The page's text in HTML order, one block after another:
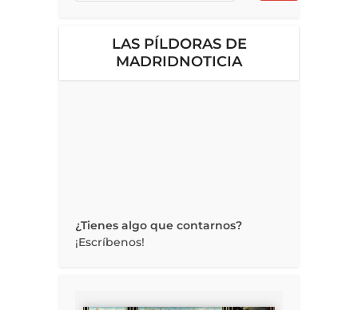
LAS PÍLDORAS DE
MADRIDNOTICIA
¿Tienes algo que contarnos?
¡Escríbenos!